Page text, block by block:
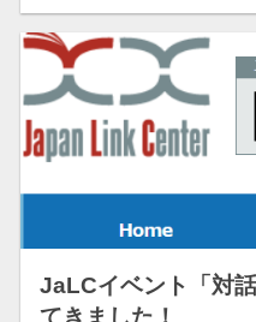
JaLCイベント「対